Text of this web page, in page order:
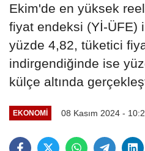
Ekim'de en yüksek
fiyat endeksi (Yİ-ÜFE)
yüzde 4,82, tüketici
indirgendiğinde ise
külçe altında
EKONOMI 08 Kasım 2024 -